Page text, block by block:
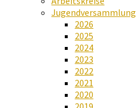
Jugendversammlung
2026
2025
2024
2023
2022
2021
2020